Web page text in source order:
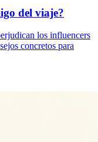
del viaje?
los influencers
concretos para